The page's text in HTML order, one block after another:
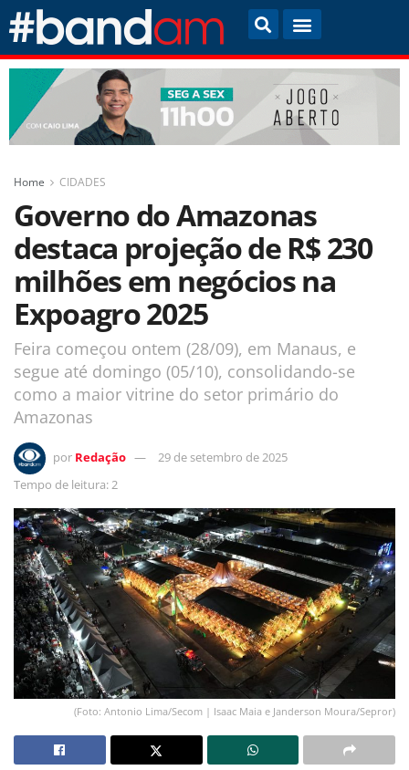
Home CIDADES
Governo do Amazonas
destaca projeção de R$ 230
milhões em negócios na
Expoagro 2025
Feira começou ontem (28/09), em Manaus, e
segue até domingo (05/10), consolidando-se
como a maior vitrine do setor primário do
Amazonas
por Redação
29 de setembro de 2025
Tempo de leitura: 2
(Foto: Antonio Lima/Secom | Isaac Maia e Janderson Moura/Sepror)